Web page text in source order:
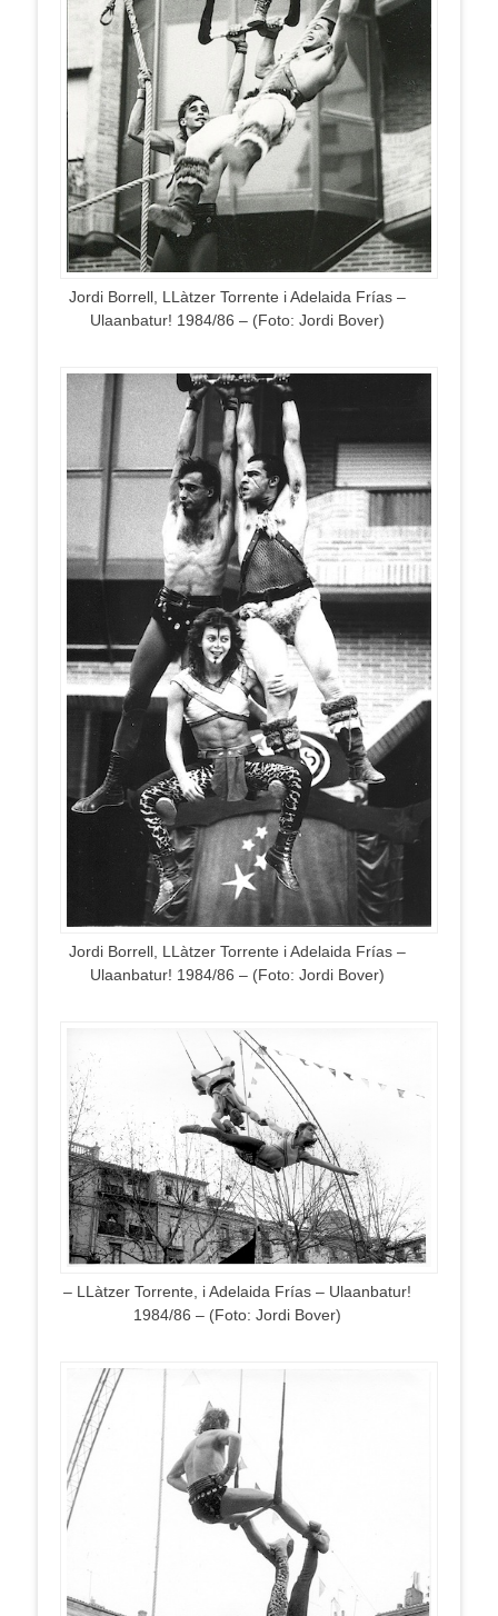
Jordi Borrell, LLàtzer Torrente i Adelaida Frías –
Ulaanbatur! 1984/86 – (Foto: Jordi Bover)
Jordi Borrell, LLàtzer Torrente i Adelaida Frías –
Ulaanbatur! 1984/86 – (Foto: Jordi Bover)
– LLàtzer Torrente, i Adelaida Frías – Ulaanbatur!
1984/86 – (Foto: Jordi Bover)